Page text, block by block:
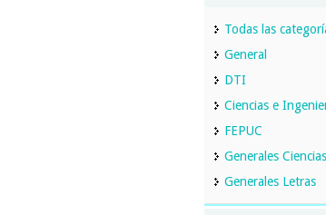
Todas las
General
DTI
Ciencias e
FEPUC
Generales Ciencias
Generales Letras